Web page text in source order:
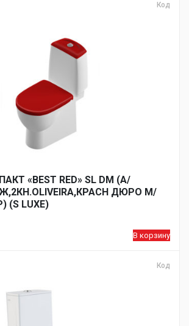
Код
«BEST RED» SL DM (А/
ДЮРО М/
(S LUXE)
В корзину
Код